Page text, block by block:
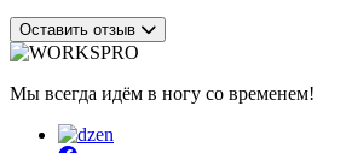
Оставить отзыв
Мы всегда идём в ногу со временем!